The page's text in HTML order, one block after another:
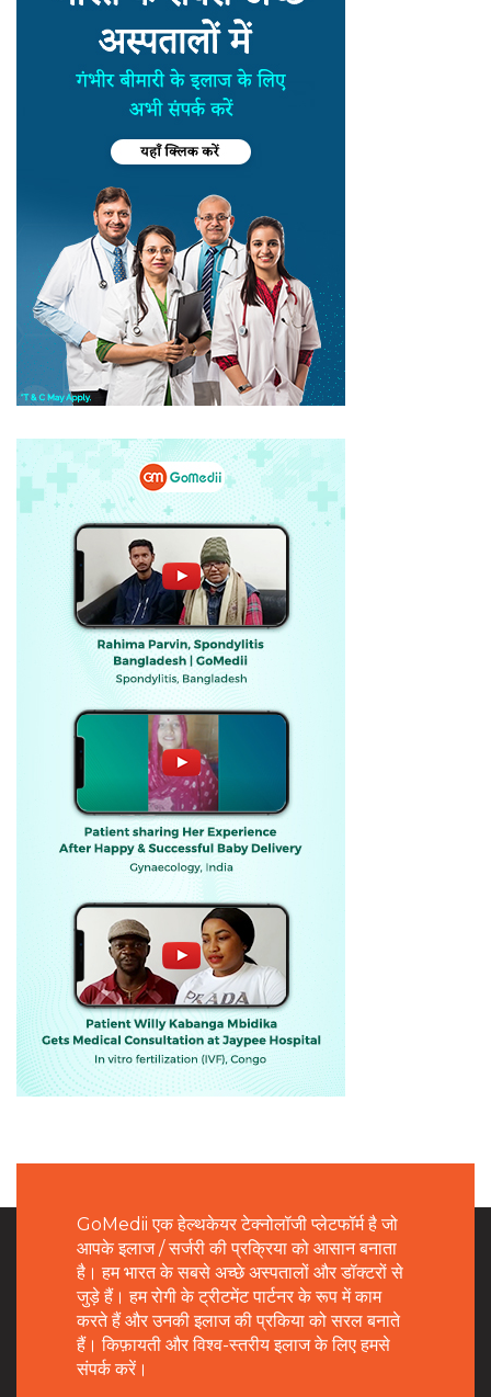
GoMedii एक हेल्थकेयर टेक्नोलॉजी प्लेटफॉर्म है जो
आपके इलाज / सर्जरी की प्रक्रिया को आसान बनाता
है। हम भारत के सबसे अच्छे अस्पतालों और डॉक्टरों से
जुड़े हैं। हम रोगी के ट्रीटमेंट पार्टनर के रूप में काम
करते हैं और उनकी इलाज की प्रकिया को सरल बनाते
हैं। किफ़ायती और विश्व-स्तरीय इलाज के लिए हमसे
संपर्क करें।